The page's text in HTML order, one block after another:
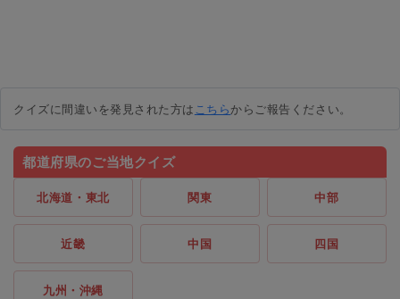
クイズに間違いを発見された方はこちらからご報告ください。
都道府県のご当地クイズ
北海道・東北 関東 中部
近畿 中国 四国
九州・沖縄